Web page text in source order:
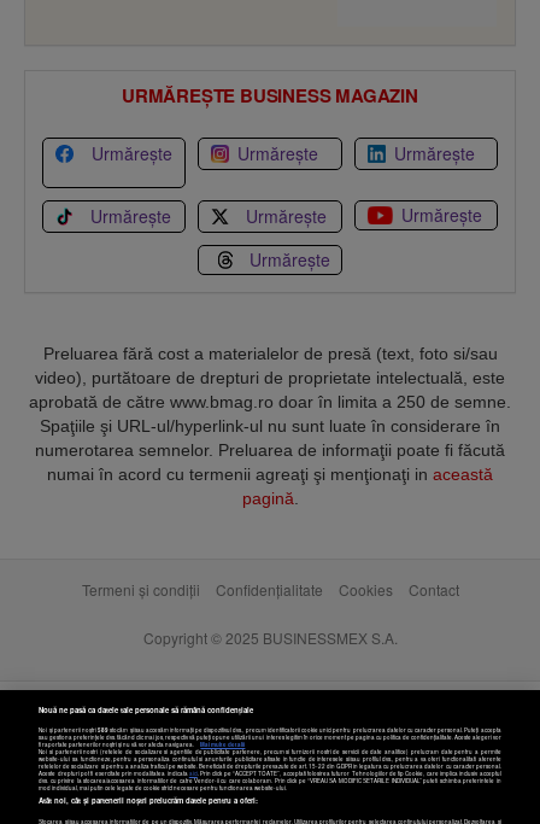
URMĂREȘTE BUSINESS MAGAZIN
Urmărește Urmărește Urmărește
Urmărește Urmărește
Urmărește
Urmărește
Preluarea fără cost a materialelor de presă (text, foto si/sau
video), purtătoare de drepturi de proprietate intelectuală, este
aprobată de către www.bmag.ro doar în limita a 250 de semne.
Spaţiile şi URL-ul/hyperlink-ul nu sunt luate în considerare în
numerotarea semnelor. Preluarea de informaţii poate fi făcută
numai în acord cu termenii agreaţi şi menţionaţi in această
pagină
Termeni și condiții Confidențialitate Cookies Contact
Copyright © 2025 BUSINESSMEX S.A.
Nouă ne pasă ca datele tale personale să rămână confidențiale
Noi și partenerii noștri589stocăm și/sau accesăm informații pe dispozitivul dvs., precum identificatorii cookie unici pentru prelucrarea datelor cu caracter personal. Puteți accepta
sau gestiona preferințele dvs. făcând clic mai jos, respectiv vă puteți opune utilizării unui interes legitim în orice moment pe pagina cu politica de confidențialitate. Aceste alegeri vor
fi raportate partenerilor noștri și nu vă vor afecta navigarea.
Mai multe detalii
Noi si partenerii nostri (retelele de socializare si agentiile de publicitate partenere, precum si furnizorii nostri de servicii de date analitice) prelucram date pentru a permite
website-ului sa functioneze, pentru a personaliza continutul si anunturile publicitare afisate in functie de interesele si/sau profilul dvs., pentru a va oferi functionalitati aferente
retelelor de socializare si pentru a analiza traficul pe website. Beneficiati de drepturile prevazute de art. 15-22 din GDPR in legatura cu prelucrarea datelor cu caracter personal.
Aceste drepturi pot fi exercitate prin modalitatea indicataaici. Prin click pe “ACCEPT TOATE”, acceptati folosirea tuturor Tehnologiilor de tip Cookie, care implica inclusiv acceptul
dvs. cu privire la stocarea/accesarea informatiilor de catre Vendor-ii cu care colaboram. Prin click pe “VREAU SA MODIFIC SETARILE INDIVIDUAL” puteti schimba preferintele in
mod individual, mai putin cele legate de cookie strict necesare pentru functionarea website-ului.
Atât noi, cât și partenerii noștri prelucrăm datele pentru a oferi:
Stocarea și/sau accesarea informațiilor de pe un dispozitiv. Măsurarea performanței reclamelor. Utilizarea profilurilor pentru selectarea conținutului personalizat. Dezvoltarea și